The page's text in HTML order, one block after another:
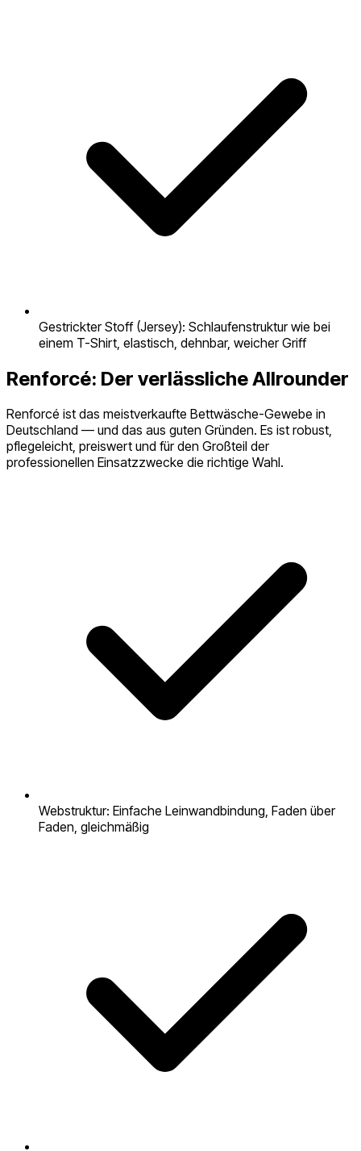
Gestrickter Stoff (Jersey): Schlaufenstruktur wie bei
einem T-Shirt, elastisch, dehnbar, weicher Griff
Renforcé: Der verlässliche Allrounder
Renforcé ist das meistverkaufte Bettwäsche-Gewebe in
Deutschland — und das aus guten Gründen. Es ist robust,
pflegeleicht, preiswert und für den Großteil der
professionellen Einsatzzwecke die richtige Wahl.
Webstruktur: Einfache Leinwandbindung, Faden über
Faden, gleichmäßig